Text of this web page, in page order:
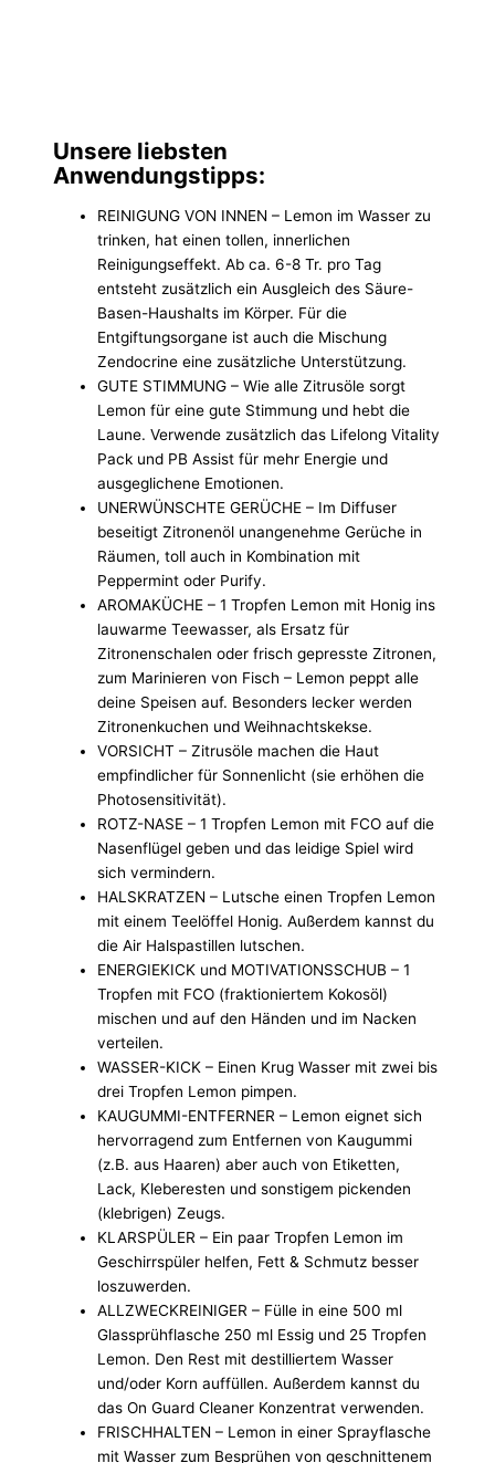
Unsere liebsten
Anwendungstipps:
REINIGUNG VON INNEN – Lemon im Wasser zu
trinken, hat einen tollen, innerlichen
Reinigungseffekt. Ab ca. 6-8 Tr. pro Tag
entsteht zusätzlich ein Ausgleich des Säure-
Basen-Haushalts im Körper. Für die
Entgiftungsorgane ist auch die Mischung
Zendocrine eine zusätzliche Unterstützung.
GUTE STIMMUNG – Wie alle Zitrusöle sorgt
Lemon für eine gute Stimmung und hebt die
Laune. Verwende zusätzlich das Lifelong Vitality
Pack und PB Assist für mehr Energie und
ausgeglichene Emotionen.
UNERWÜNSCHTE GERÜCHE – Im Diffuser
beseitigt Zitronenöl unangenehme Gerüche in
Räumen, toll auch in Kombination mit
Peppermint oder Purify.
AROMAKÜCHE – 1 Tropfen Lemon mit Honig ins
lauwarme Teewasser, als Ersatz für
Zitronenschalen oder frisch gepresste Zitronen,
zum Marinieren von Fisch – Lemon peppt alle
deine Speisen auf. Besonders lecker werden
Zitronenkuchen und Weihnachtskekse.
VORSICHT – Zitrusöle machen die Haut
empfindlicher für Sonnenlicht (sie erhöhen die
Photosensitivität).
ROTZ-NASE – 1 Tropfen Lemon mit FCO auf die
Nasenflügel geben und das leidige Spiel wird
sich vermindern.
HALSKRATZEN – Lutsche einen Tropfen Lemon
mit einem Teelöffel Honig. Außerdem kannst du
die Air Halspastillen lutschen.
ENERGIEKICK und MOTIVATIONSSCHUB – 1
Tropfen mit FCO (fraktioniertem Kokosöl)
mischen und auf den Händen und im Nacken
verteilen.
WASSER-KICK – Einen Krug Wasser mit zwei bis
drei Tropfen Lemon pimpen.
KAUGUMMI-ENTFERNER – Lemon eignet sich
hervorragend zum Entfernen von Kaugummi
(z.B. aus Haaren) aber auch von Etiketten,
Lack, Kleberesten und sonstigem pickenden
(klebrigen) Zeugs.
KLARSPÜLER – Ein paar Tropfen Lemon im
Geschirrspüler helfen, Fett & Schmutz besser
loszuwerden.
ALLZWECKREINIGER – Fülle in eine 500 ml
Glassprühflasche 250 ml Essig und 25 Tropfen
Lemon. Den Rest mit destilliertem Wasser
und/oder Korn auffüllen. Außerdem kannst du
das On Guard Cleaner Konzentrat verwenden.
FRISCHHALTEN – Lemon in einer Sprayflasche
mit Wasser zum Besprühen von geschnittenem